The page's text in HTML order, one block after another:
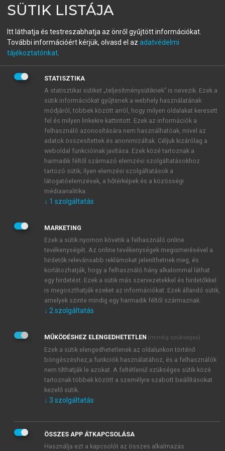
Dzsungel vagy esőerdő?
Az üzleti kapcsolatok hálózata
menu_book
A szolgáltatásmarketingre
vonatkozó tanulságok
Az előző pontban tárgyaltak is azt illusztrálják, hogy
Fordék modellje új lehetőségeket nyit meg a
szolgáltatásmarketing és mindenekelőtt a
professzionális szolgáltatások marketingjét kutatók
és művelők előtt. És már régóta tudjuk, hogy a
professzionális szolgáltatások túlnyomórészt
projekttípusú ügyletek.
SÜTIK LISTÁJA
Itt láthatja és testreszabhatja az önről gyűjtött információkat.
További információért kérjük, olvasd el az adatvédelmi
tájékoztatónkat
STATISZTIKA
A statisztikai sütiket „teljesítménysütiknek” is nevezik. Ezek a
sütik információkat gyűjtenek a webhely használatának
módjáról, többek között arról, hogy milyen oldalakat keresett
fel és milyen linkekre kattintott. Ezek az információk a
felhasználó azonosítására nem használhatóak, mivel az
adatok összesítettek és anonimizáltak. Céljuk kizárólag a
weboldal funkcióinak javítása. Ezek közé tartoznak a
harmadik féltől származó elemzési szolgáltatásokhoz
tartozó sütik; ilyen elemzési szolgáltatások a
látogatóelemzések, a hőtérképek és a közösségi
médiaanalitika.
↓ 1 szolgáltatás
MARKETING
Ezek a sütik nyomon követik a felhasználó online
tevékenységét. Az online tevékenységek megismerésével a
hirdetők relevánsabb reklámokat jeleníthetnek meg, és
korlátozhatják, hogy a felhasználó hány alkalommal láthat
egy hirdetést. Ezek a sütik más szervezetekkel és hirdetőkkel
is megoszthatják ezeket az információkat. Ezek állandó sütik,
amelyek szinte mindig egy harmadik féltől származnak.
↓ 2 szolgáltatás
MŰKÖDÉSHEZ ELENGEDHETETLEN (mindig szükséges)
Ezek a sütik elengedhetetlenek az oldalunkon történő
böngészéshez,a funkciók használatához, és a felhasználók
nem tilthatják le azokat. A feltétlenül szükséges sütik közé
tartoznak többek között a személyre szabott beállításokat
kezelő sütik.
↓ 3 szolgáltatás
ÖSSZES APP ÁTKAPCSOLÁSA
Használja ezt a kapcsolót az összes alkalmazás